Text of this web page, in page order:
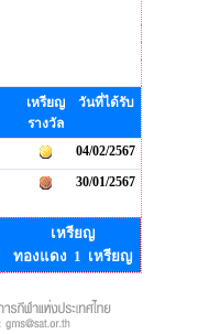
เหรียญ
รางวัล
วันที่ได้รับ
04/02/2567
30/01/2567
เหรียญ
ทองแดง 1 เหรียญ